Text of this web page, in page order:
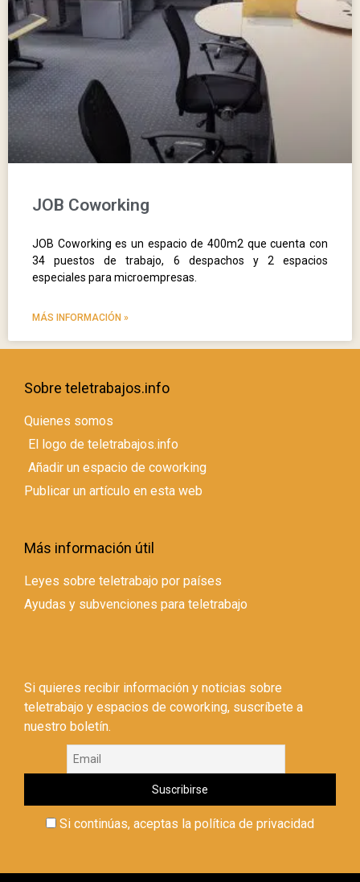
JOB Coworking
JOB Coworking es un espacio de 400m2 que cuenta con
34 puestos de trabajo, 6 despachos y 2 espacios
especiales para microempresas.
MÁS INFORMACIÓN »
Sobre teletrabajos.info
Quienes somos
El logo de teletrabajos.info
Añadir un espacio de coworking
Publicar un artículo en esta web
Más información útil
Leyes sobre teletrabajo por países
Ayudas y subvenciones para teletrabajo
Si quieres recibir información y noticias sobre
teletrabajo y espacios de coworking, suscríbete a
nuestro boletín.
Si continúas, aceptas la política de privacidad